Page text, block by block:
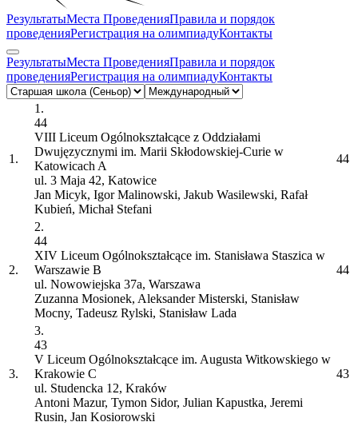
РезультатыМеста ПроведенияПравила и порядок
проведенияРегистрация на олимпиадуКонтакты
РезультатыМеста ПроведенияПравила и порядок
проведенияРегистрация на олимпиадуКонтакты
1.
1.
44
VIII Liceum Ogólnokształcące z Oddziałami
Dwujęzycznymi im. Marii Skłodowskiej-Curie w
Katowicach A
ul. 3 Maja 42, Katowice
Jan Micyk, Igor Malinowski, Jakub Wasilewski, Rafał
Kubień, Michał Stefani
44
2.
2.
44
XIV Liceum Ogólnokształcące im. Stanisława Staszica w
Warszawie B
ul. Nowowiejska 37a, Warszawa
Zuzanna Mosionek, Aleksander Misterski, Stanisław
Mocny, Tadeusz Rylski, Stanisław Lada
44
3.
3.
43
V Liceum Ogólnokształcące im. Augusta Witkowskiego w
Krakowie C
ul. Studencka 12, Kraków
Antoni Mazur, Tymon Sidor, Julian Kapustka, Jeremi
Rusin, Jan Kosiorowski
43